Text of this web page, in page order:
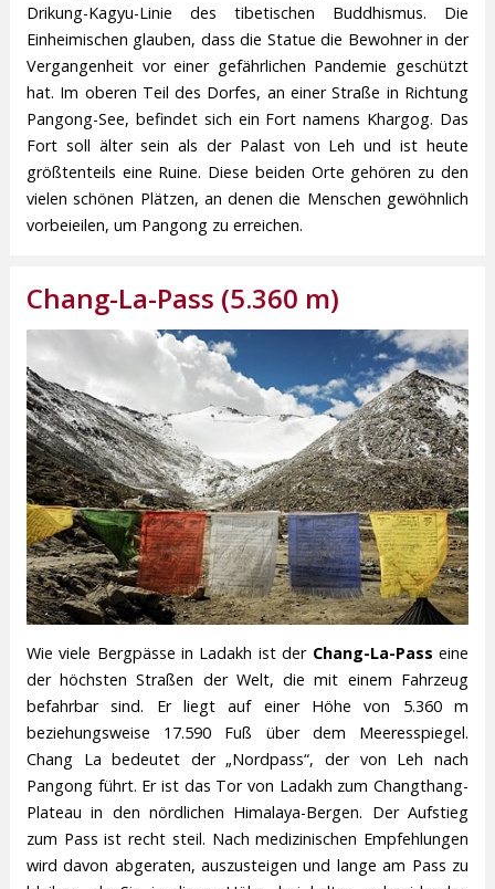
Drikung-Kagyu-Linie des tibetischen Buddhismus. Die
Einheimischen glauben, dass die Statue die Bewohner in der
Vergangenheit vor einer gefährlichen Pandemie geschützt
hat. Im oberen Teil des Dorfes, an einer Straße in Richtung
Pangong-See, befindet sich ein Fort namens Khargog. Das
Fort soll älter sein als der Palast von Leh und ist heute
größtenteils eine Ruine. Diese beiden Orte gehören zu den
vielen schönen Plätzen, an denen die Menschen gewöhnlich
vorbeieilen, um Pangong zu erreichen.
Chang-La-Pass (5.360 m)
Wie viele Bergpässe in Ladakh ist der Chang-La-Pass eine
der höchsten Straßen der Welt, die mit einem Fahrzeug
befahrbar sind. Er liegt auf einer Höhe von 5.360 m
beziehungsweise 17.590 Fuß über dem Meeresspiegel.
Chang La bedeutet der „Nordpass“, der von Leh nach
Pangong führt. Er ist das Tor von Ladakh zum Changthang-
Plateau in den nördlichen Himalaya-Bergen. Der Aufstieg
zum Pass ist recht steil. Nach medizinischen Empfehlungen
wird davon abgeraten, auszusteigen und lange am Pass zu